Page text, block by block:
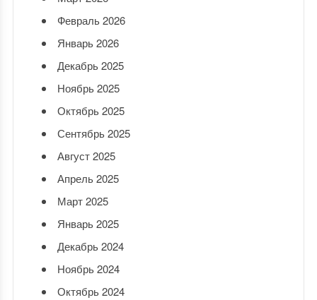
Февраль 2026
Январь 2026
Декабрь 2025
Ноябрь 2025
Октябрь 2025
Сентябрь 2025
Август 2025
Апрель 2025
Март 2025
Январь 2025
Декабрь 2024
Ноябрь 2024
Октябрь 2024